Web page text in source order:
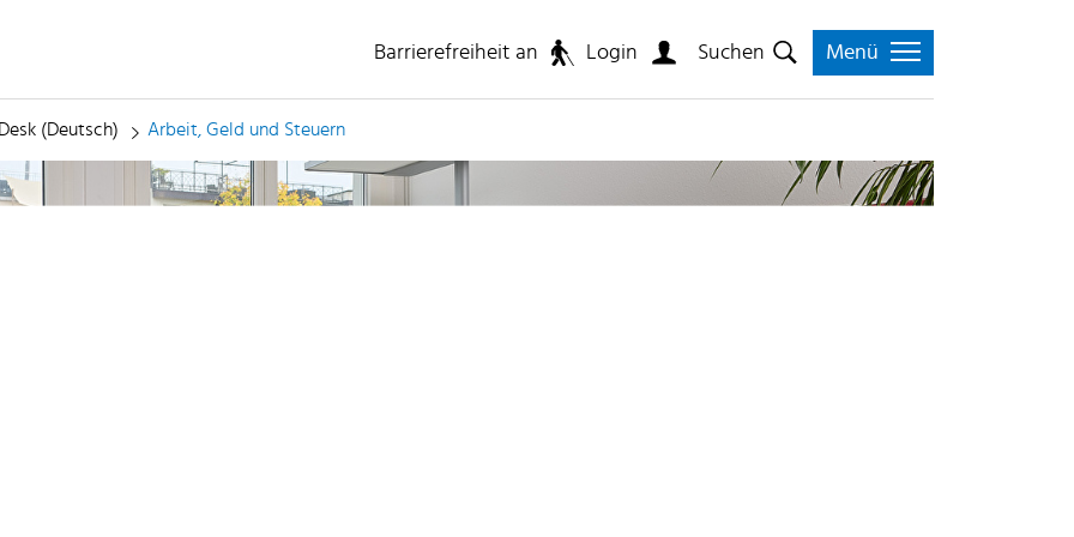
Barrierefreiheit an Login Suchen Menü
(Deutsch) Arbeit, Geld und Steuern(ausgewählt)